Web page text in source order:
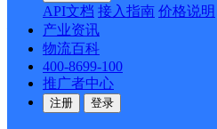
API文档 接入指南 价格说明
产业资讯
物流百科
400-8699-100
推广者中心
注册 登录
关于我们
公司介绍 企业动态
合作伙伴 快递鸟接口服务协议
户隐私政策